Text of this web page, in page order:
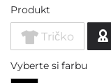
Produkt
Tričko
Vyberte si farbu